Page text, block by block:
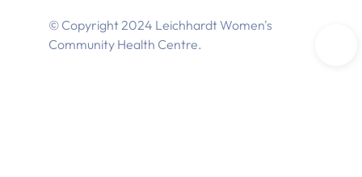
© Copyright 2024 Leichhardt Women's
Community Health Centre.